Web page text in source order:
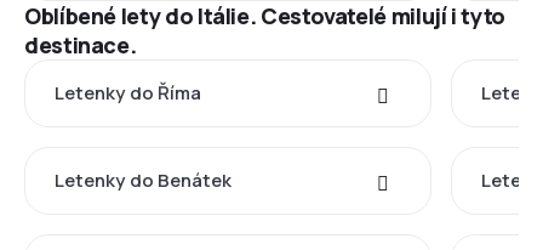
Oblíbené lety do Itálie. Cestovatelé milují i tyto
destinace.
Letenky do Říma
Letenky do Benátek